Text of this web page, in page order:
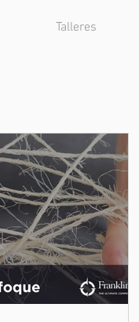
Talleres